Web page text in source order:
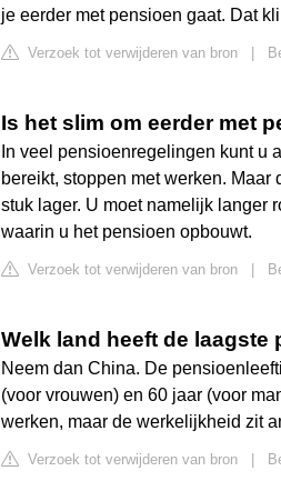
je eerder met pensioen gaat. Dat
Verzoek tot verwijderen van bron
Is het slim om eerder met
In veel pensioenregelingen kunt u
bereikt, stoppen met werken.
stuk lager. U moet namelijk langer
waarin u het pensioen opbouwt.
Verzoek tot verwijderen van bron
Welk land heeft de laagste
Neem dan China. De
(voor vrouwen) en 60 jaar (voor
werken, maar de werkelijkheid zit
Verzoek tot verwijderen van bron